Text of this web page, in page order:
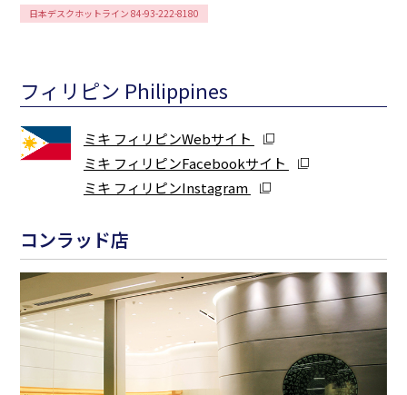
日本デスクホットライン 84-93-222-8180
フィリピン Philippines
ミキ フィリピンWebサイト
ミキ フィリピンFacebookサイト
ミキ フィリピンInstagram
コンラッド店